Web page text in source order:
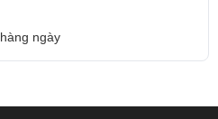
hàng ngày